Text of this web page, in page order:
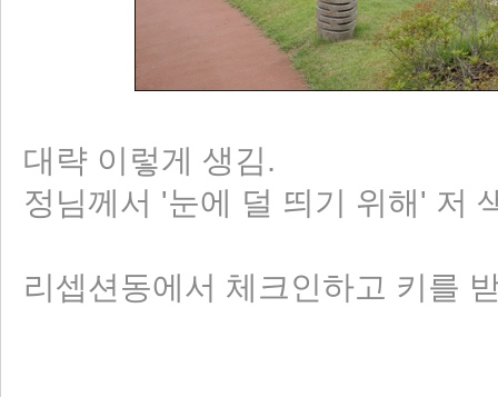
대략 이렇게 생김.
정님께서 '눈에 덜 띄기 위해' 저
리셉션동에서 체크인하고 키를